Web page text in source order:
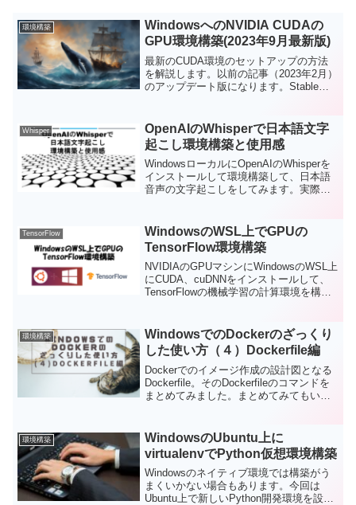
環境構築
WindowsへのNVIDIA CUDAの
GPU環境構築(2023年9月最新版)
最新のCUDA環境のセットアップの方法
を解説します。以前の記事（2023年2月）
のアップデート版になります。Stable
Windowsネイティブ環境にインストール
したい方向けの参考資料です。以前の記
事も合わせてご参考いただければと思い
ます。
Whisper
OpenAIのWhisperで日本語文字
起こし環境構築と使用感
WindowsローカルにOpenAIのWhisperを
インストールして環境構築して、日本語
音声の文字起こしをしてみます。実際に
TensorFlow
WindowsのWSL上でGPUの
TensorFlow環境構築
NVIDIAのGPUマシンにWindowsのWSL上
にCUDA、cuDNNをインストールして、
TensorFlowの機械学習の計算環境を構築
環境構築
WindowsでのDockerのざっくり
した使い方（４）Dockerfile編
Dockerでのイメージ作成の設計図となる
Dockerfile。そのDockerfileのコマンドを
まとめてみました。まとめてみてもいま
の例を読み解いていきます。
環境構築
WindowsのUbuntu上に
virtualenvでPython仮想環境構築
Windowsのネイティブ環境では構築がう
まくいかない場合もあります。今回は
Ubuntu上で新しいPython開発環境を設定